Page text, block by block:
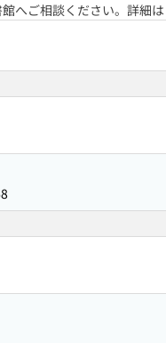
へご相談ください。詳細は